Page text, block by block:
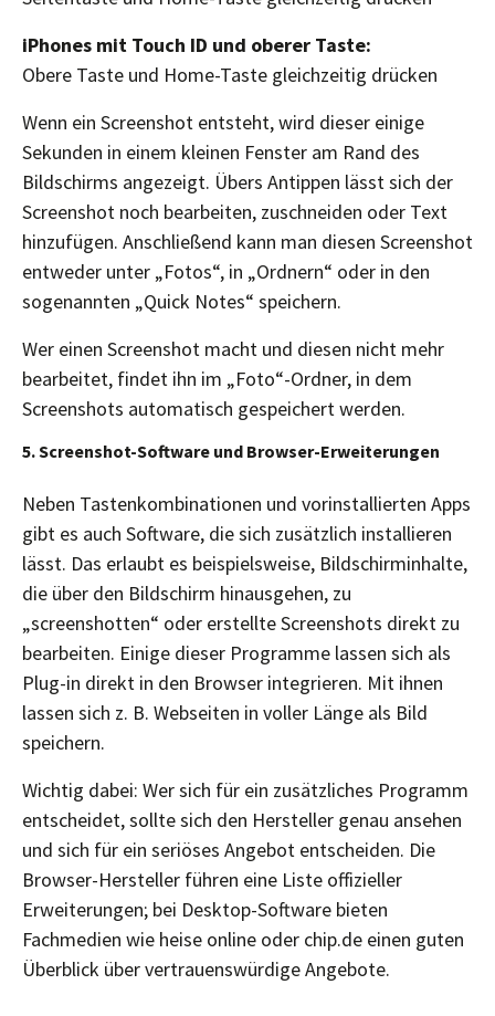
iPhones mit Touch ID und oberer Taste:
Obere Taste und Home-Taste gleichzeitig drücken
Wenn ein Screenshot entsteht, wird dieser einige
Sekunden in einem kleinen Fenster am Rand des
Bildschirms angezeigt. Übers Antippen lässt sich der
Screenshot noch bearbeiten, zuschneiden oder Text
hinzufügen. Anschließend kann man diesen Screenshot
entweder unter „Fotos“, in „Ordnern“ oder in den
sogenannten „Quick Notes“ speichern.
Wer einen Screenshot macht und diesen nicht mehr
bearbeitet, findet ihn im „Foto“-Ordner, in dem
Screenshots automatisch gespeichert werden.
5. Screenshot-Software und Browser-Erweiterungen
Neben Tastenkombinationen und vorinstallierten Apps
gibt es auch Software, die sich zusätzlich installieren
lässt. Das erlaubt es beispielsweise, Bildschirminhalte,
die über den Bildschirm hinausgehen, zu
„screenshotten“ oder erstellte Screenshots direkt zu
bearbeiten. Einige dieser Programme lassen sich als
Plug-in direkt in den Browser integrieren. Mit ihnen
lassen sich z. B. Webseiten in voller Länge als Bild
speichern.
Wichtig dabei: Wer sich für ein zusätzliches Programm
entscheidet, sollte sich den Hersteller genau ansehen
und sich für ein seriöses Angebot entscheiden. Die
Browser-Hersteller führen eine Liste offizieller
Erweiterungen; bei Desktop-Software bieten
Fachmedien wie heise online oder chip.de einen guten
Überblick über vertrauenswürdige Angebote.